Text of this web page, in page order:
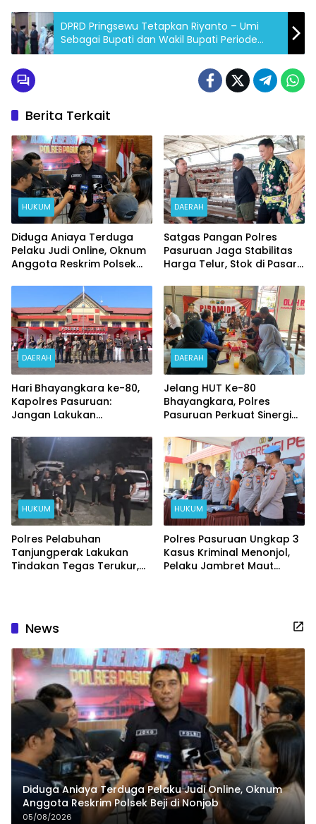
DPRD Pringsewu Tetapkan Riyanto – Umi
Sebagai Bupati dan Wakil Bupati Periode
2025-2030
Berita Terkait
HUKUM
Diduga Aniaya Terduga
Pelaku Judi Online, Oknum
Anggota Reskrim Polsek
DAERAH
Satgas Pangan Polres
Pasuruan Jaga Stabilitas
Harga Telur, Stok di Pasar
DAERAH
Hari Bhayangkara ke-80,
Kapolres Pasuruan:
Jangan Lakukan
Turunkan Kepercayaan
Masyarakat
DAERAH
Jelang HUT Ke-80
Bhayangkara, Polres
Pasuruan Perkuat Sinergi
HUKUM
Polres Pelabuhan
Tanjungperak Lakukan
Tindakan Tegas Terukur,
HUKUM
Polres Pasuruan Ungkap 3
Kasus Kriminal Menonjol,
Pelaku Jambret Maut
News
Diduga Aniaya Terduga Pelaku Judi Online, Oknum
Anggota Reskrim Polsek Beji di Nonjob
05/08/2026